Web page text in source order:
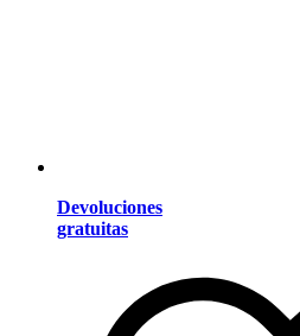
Devoluciones
gratuitas